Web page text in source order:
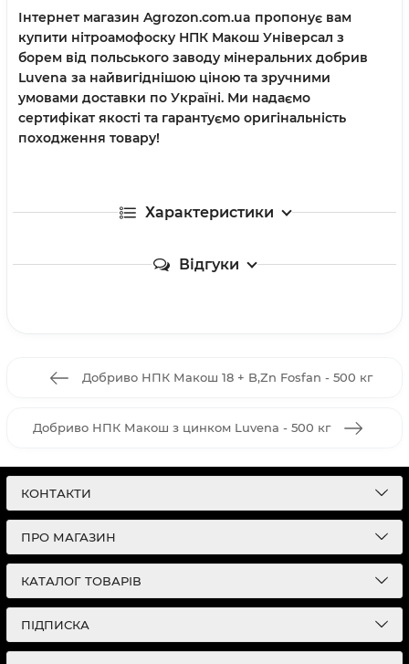
Інтернет магазин Agrozon.com.ua пропонує вам
купити нітроамофоску НПК Макош Універсал з
борем від польського заводу мінеральних добрив
Luvena за найвигіднішою ціною та зручними
умовами доставки по Україні. Ми надаємо
сертифікат якості та гарантуємо оригінальність
походження товару!
Характеристики
Відгуки
Добриво НПК Макош 18 + B,Zn Fosfan - 500 кг
Добриво НПК Макош з цинком Luvena - 500 кг
КОНТАКТИ
ПРО МАГАЗИН
КАТАЛОГ ТОВАРІВ
ПІДПИСКА